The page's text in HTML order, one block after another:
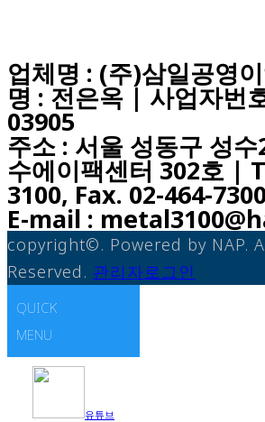
업체명 : (주)삼일공영
명 : 전은옥 | 사업자번
03905
주소 : 서울 성동구 성
수에이팩센터 302호 |
3100, Fax. 02-464-
E-mail :
copyright©. Powered by NAP.
Reserved. 관리자로그인
QUICK
MENU
유튜브